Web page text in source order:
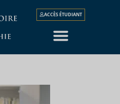
ACCÈS ÉTUDIANT